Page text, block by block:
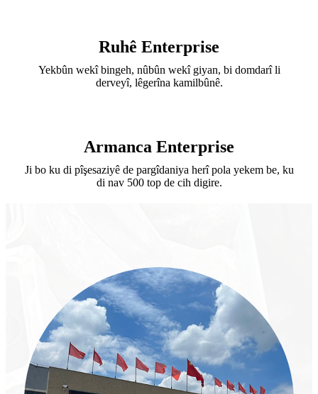
Ruhê Enterprise
Yekbûn wekî bingeh, nûbûn wekî giyan, bi domdarî li
derveyî, lêgerîna kamilbûnê.
Armanca Enterprise
Ji bo ku di pîşesaziyê de pargîdaniya herî pola yekem be, ku
di nav 500 top de cih digire.